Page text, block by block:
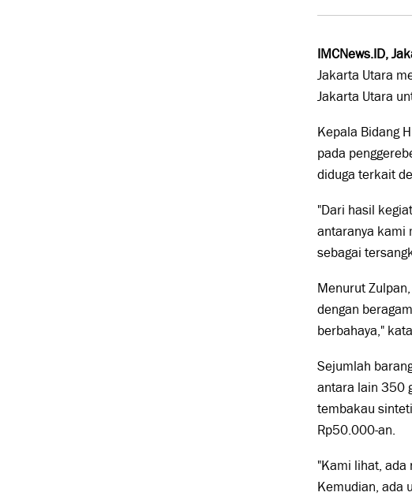
IMCNews.ID,
Jakarta Utara
Jakarta Utara
Kepala Bidang
pada
diduga terkait
"Dari hasil
antaranya kami
sebagai
Menurut
dengan
berbahaya,"
Sejumlah
antara lain 350
tembakau
Rp50.000-an.
"Kami lihat, ada
Kemudian, ada